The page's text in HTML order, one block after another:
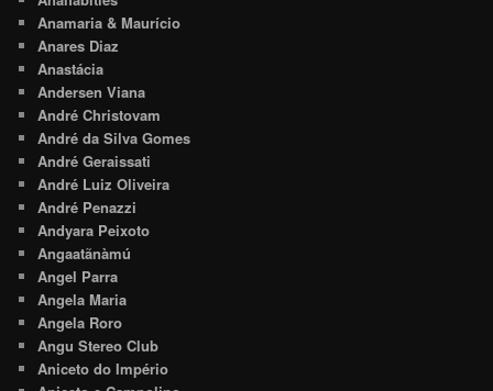
Anamaria & Maurício
Anares Diaz
Anastácia
Andersen Viana
André Christovam
André da Silva Gomes
André Geraissati
André Luiz Oliveira
André Penazzi
Andyara Peixoto
Angaatãnàmú
Angel Parra
Angela Maria
Angela Roro
Angu Stereo Club
Aniceto do Império